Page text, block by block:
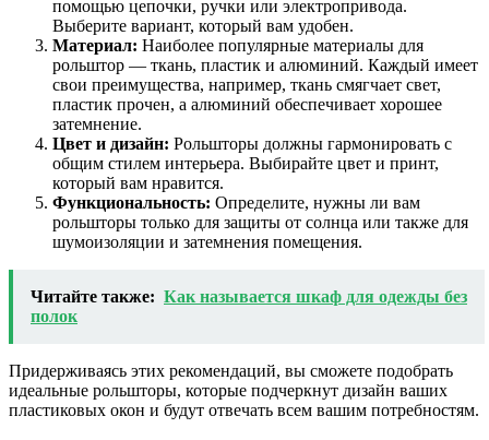
помощью цепочки, ручки или электропривода.
Выберите вариант, который вам удобен.
Материал: Наиболее популярные материалы для
рольштор — ткань, пластик и алюминий. Каждый имеет
свои преимущества, например, ткань смягчает свет,
пластик прочен, а алюминий обеспечивает хорошее
затемнение.
Цвет и дизайн: Рольшторы должны гармонировать с
общим стилем интерьера. Выбирайте цвет и принт,
который вам нравится.
Функциональность: Определите, нужны ли вам
рольшторы только для защиты от солнца или также для
шумоизоляции и затемнения помещения.
Читайте также: Как называется шкаф для одежды без
полок
Придерживаясь этих рекомендаций, вы сможете подобрать
идеальные рольшторы, которые подчеркнут дизайн ваших
пластиковых окон и будут отвечать всем вашим потребностям.